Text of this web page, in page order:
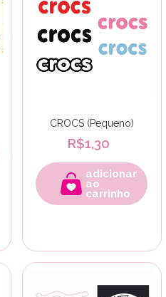
CROCS (Pequeno)
R$1,30
adicionar
ao
carrinho